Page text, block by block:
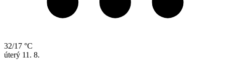
32/17 °C
úterý 11. 8.